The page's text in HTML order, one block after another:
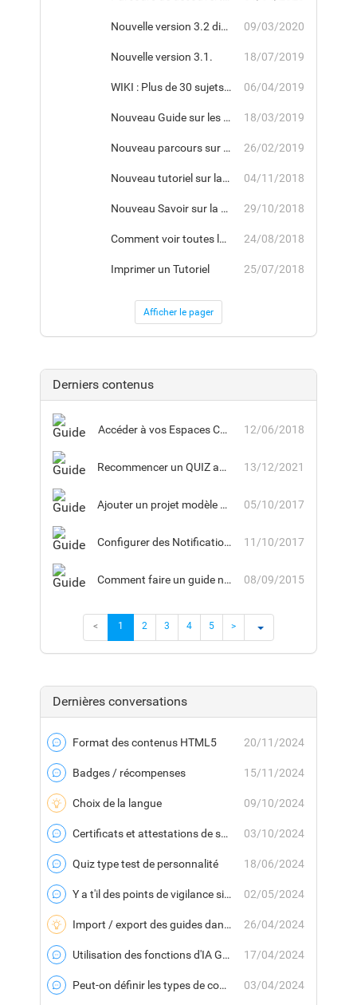
Nouvelle version 3.2 disponible 09/03/2020
Nouvelle version 3.1. 18/07/2019
WIKI : Plus de 30 sujets vous attendent 06/04/2019
Nouveau Guide sur les meilleures pratiques en matière de nommage de contenus. 18/03/2019
Nouveau parcours sur la gestion des présentiels 26/02/2019
Nouveau tutoriel sur la création d'enquêtes. 04/11/2018
Nouveau Savoir sur la mise en place d'enquêtes associées à des parcours ou savoir. 29/10/2018
Comment voir toutes les formations suivies par une collaboratrice donnée ? 24/08/2018
Imprimer un Tutoriel 25/07/2018
Afficher le pager
Derniers contenus
Accéder à vos Espaces Collaboratifs 12/06/2018
Recommencer un QUIZ au succès obligatoire sans limite de tentatives 13/12/2021
Ajouter un projet modèle dans un nouvel espace collaboratif 05/10/2017
Configurer des Notifications pour un groupe désigné 11/10/2017
Comment faire un guide non encapsulé dans un Savoir 08/09/2015
< 1 2 3 4 5 >
Dernières conversations
Forum
Format des contenus HTML5 20/11/2024
Forum
Badges / récompenses 15/11/2024
Idee
Choix de la langue 09/10/2024
Forum
Certificats et attestations de suivi 03/10/2024
Forum
Quiz type test de personnalité 18/06/2024
Forum
Y a t'il des points de vigilance si on active un workflow sur le type de contenu SAVOIR ? 02/05/2024
Idee
Import / export des guides dans une plateforme unique 26/04/2024
Forum
Utilisation des fonctions d'IA Génératives de JNLP pour vos usages JLearn 17/04/2024
Forum
Peut-on définir les types de contenus que l'on peut encapsuler dans un savoir ? 03/04/2024